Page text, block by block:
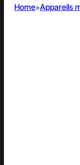
Home>Appareils